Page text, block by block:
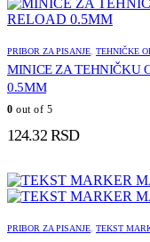
PRIBOR ZA PISANJE TEHNIČKE
MINICE ZA TEHNIČKU
0.5MM
0 out of 5
124.32 RSD
PRIBOR ZA PISANJE TEKST